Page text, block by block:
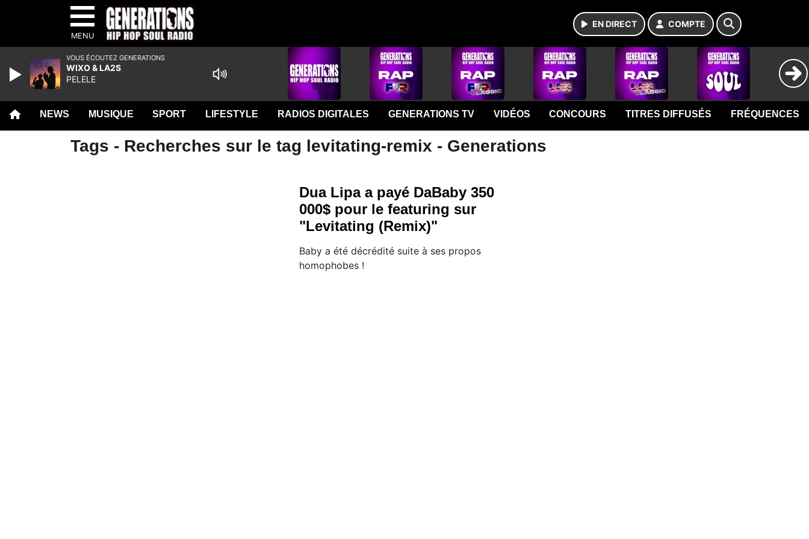
MENU
EN DIRECT COMPTE
NEWS MUSIQUE SPORT LIFESTYLE RADIOS DIGITALES GENERATIONS TV VIDÉOS CONCOURS TITRES DIFFUSÉS FRÉQUENCES
Tags - Recherches sur le tag levitating-remix - Generations
Dua Lipa a payé DaBaby 350
000$ pour le featuring sur
"Levitating (Remix)"
Baby a été décrédité suite à ses propos
homophobes !
VOUS ÉCOUTEZ GENERATIONS
WIXO & LA2S
PELELE